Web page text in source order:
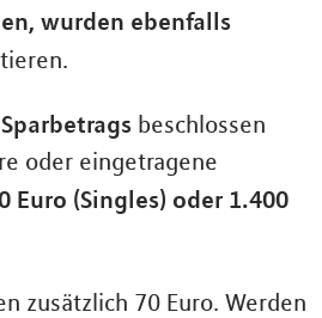
wurden ebenfalls
beschlossen
oder eingetragene
Euro (Singles) oder 1.400
zusätzlich 70 Euro. Werden